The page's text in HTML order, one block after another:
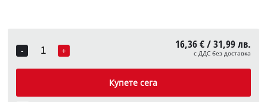
-
Quantity
+ 16,36 € / 31,99 лв.
с ДДС без доставка
Купете сега